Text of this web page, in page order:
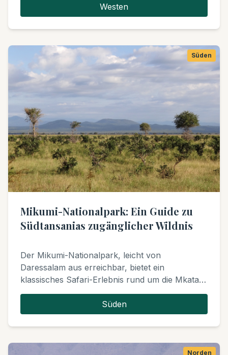
Berge, die in das klare Wasser des
Tanganjikasees abfallen. Er bietet
unvergleichliche Primatenbegegnungen und ein
echtes Wildniserlebnis.
Westen
Süden
Mikumi-Nationalpark: Ein Guide zu
Südtansanias zugänglicher Wildnis
Der Mikumi-Nationalpark, leicht von
Daressalam aus erreichbar, bietet ein
klassisches Safari-Erlebnis rund um die Mkata-
Schwemmebene, die oft mit der Serengeti
verglichen wird. Er ist bekannt für zuverlässige
Großwildsichtungen und eine reiche Vogelwelt.
Süden
Norden